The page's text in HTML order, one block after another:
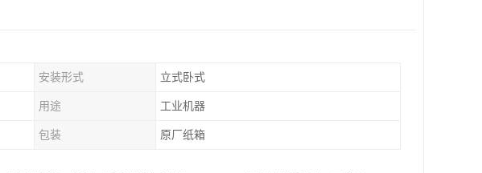
安装形式 立式卧式
用途 工业机器
包装 原厂纸箱